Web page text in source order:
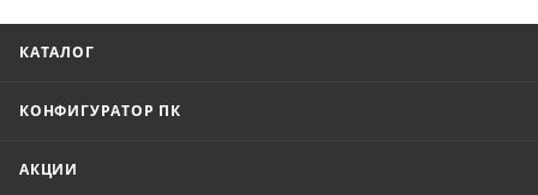
КАТАЛОГ
КОНФИГУРАТОР ПК
АКЦИИ